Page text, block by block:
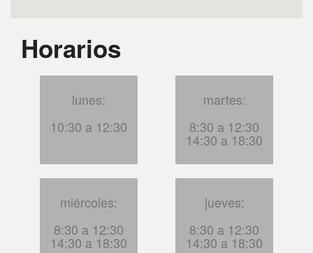
Horarios
lunes:
10:30 a 12:30
martes:
8:30 a 12:30
14:30 a 18:30
miércoles:
8:30 a 12:30
14:30 a 18:30
jueves:
8:30 a 12:30
14:30 a 18:30